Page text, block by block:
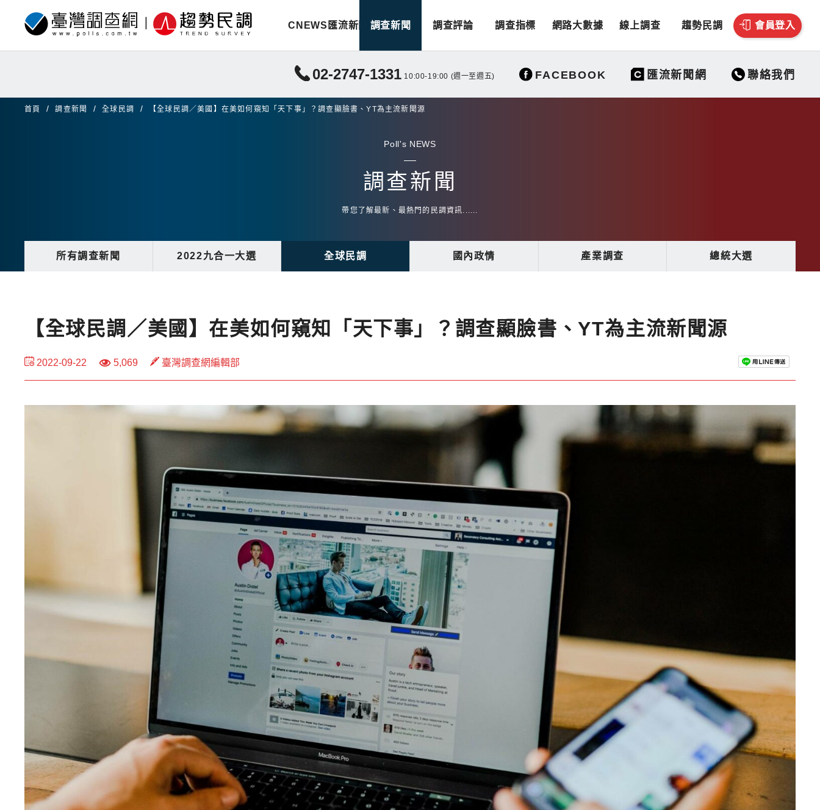
CNEWS匯流新聞 調查新聞 調查評論 調查指標 網路大數據 線上調查 趨勢民調 會員登入
02-2747-1331 10:00-19:00 (週一至週五) FACEBOOK 匯流新聞網 聯絡我們
首頁 調查新聞 全球民調 【全球民調／美國】在美如何窺知「天下事」？調查顯臉書、YT為主流新聞源
Poll's NEWS
調查新聞
帶您了解最新、最熱門的民調資訊......
所有調查新聞 2022九合一大選 全球民調 國內政情 產業調查 總統大選
【全球民調／美國】在美如何窺知「天下事」？調查顯臉書、YT為主流新聞源
2022-09-22 5,069 臺灣調查網編輯部